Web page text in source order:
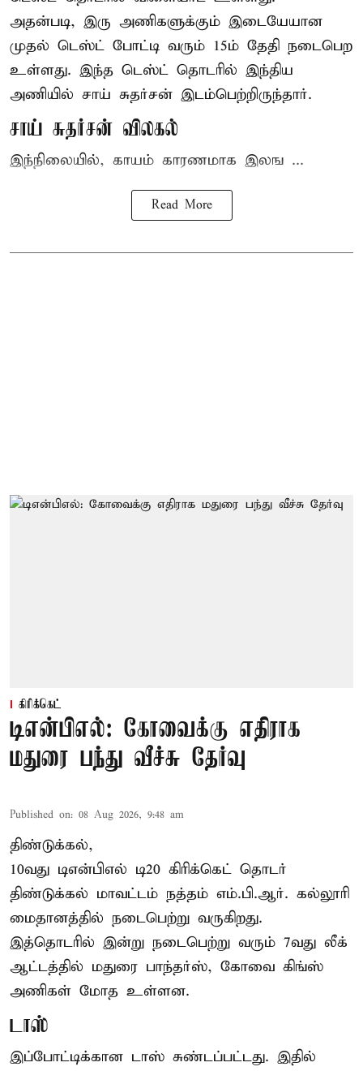
அதன்படி, இரு அணிகளுக்கும் இடையேயான
முதல் டெஸ்ட் போட்டி வரும் 15ம் தேதி நடைபெற
உள்ளது. இந்த டெஸ்ட் தொடரில் இந்திய
அணியில் சாய் சுதர்சன் இடம்பெற்றிருந்தார்.
சாய் சுதர்சன் விலகல்
இந்நிலையில், காயம் காரணமாக இலங ...
Read More
கிரிக்கெட்
டிஎன்பிஎல்: கோவைக்கு எதிராக
மதுரை பந்து வீச்சு தேர்வு
Published on: 08 Aug 2026, 9:48 am
திண்டுக்கல்,
10வது டிஎன்பிஎல் டி20 கிரிக்கெட் தொடர்
திண்டுக்கல் மாவட்டம் நத்தம் எம்.பி.ஆர். கல்லூரி
மைதானத்தில் நடைபெற்று வருகிறது.
இத்தொடரில் இன்று நடைபெற்று வரும் 7வது லீக்
ஆட்டத்தில் மதுரை பாந்தர்ஸ், கோவை கிங்ஸ்
அணிகள் மோத உள்ளன.
டாஸ்
இப்போட்டிக்கான டாஸ் சுண்டப்பட்டது. இதில்